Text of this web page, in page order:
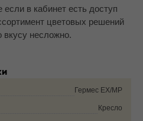
в кабинет есть доступ
цветовых решений
вкусу несложно.
Гермес EX/MP
Кресло